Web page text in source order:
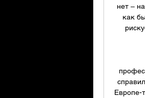
нет –
как
Европе-